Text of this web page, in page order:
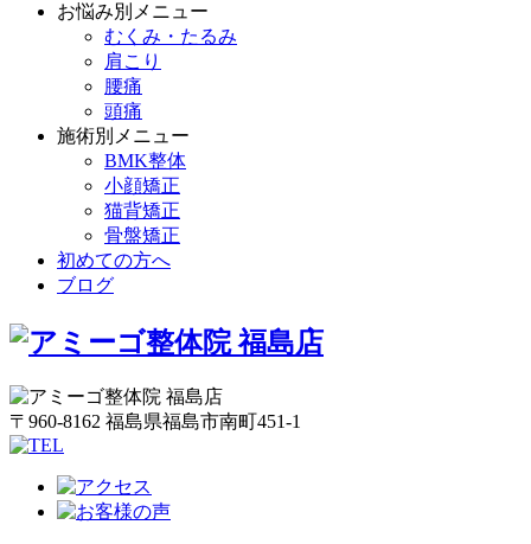
お悩み別メニュー
むくみ・たるみ
肩こり
腰痛
頭痛
施術別メニュー
BMK整体
小顔矯正
猫背矯正
骨盤矯正
初めての方へ
ブログ
〒960-8162 福島県福島市南町451-1